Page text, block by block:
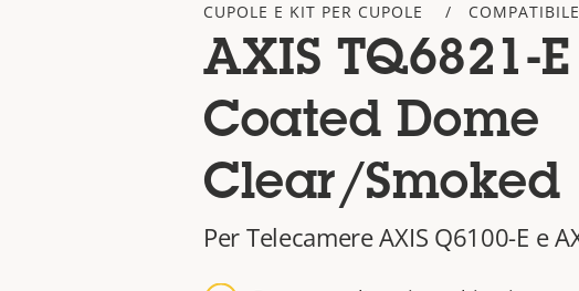
CUPOLE E KIT PER CUPOLE
AXIS TQ6821-
Coated Dome
Clear/Smoked
Per Telecamere AXIS Q6100-E e